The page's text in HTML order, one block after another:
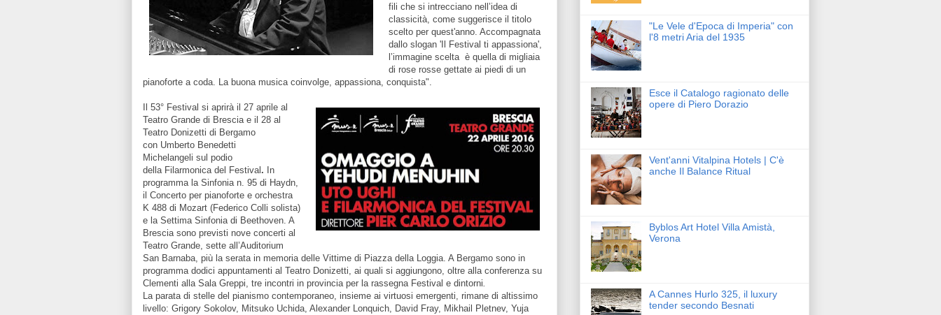
fili che si intrecciano nell’idea di
classicità, come suggerisce il titolo
scelto per quest'anno. Accompagnata
dallo slogan 'Il Festival ti appassiona',
l’immagine scelta è quella di migliaia
di rose rosse gettate ai piedi di un
pianoforte a coda. La buona musica coinvolge, appassiona, conquista".
Il 53° Festival si aprirà il 27 aprile al
Teatro Grande di Brescia e il 28 al
Teatro Donizetti di Bergamo
con Umberto Benedetti
Michelangeli sul podio
della Filarmonica del Festival. In
programma la Sinfonia n. 95 di Haydn,
il Concerto per pianoforte e orchestra
K 488 di Mozart (Federico Colli solista)
e la Settima Sinfonia di Beethoven. A
Brescia sono previsti nove concerti al
Teatro Grande, sette all’Auditorium
San Barnaba, più la serata in memoria delle Vittime di Piazza della Loggia. A Bergamo sono in
programma dodici appuntamenti al Teatro Donizetti, ai quali si aggiungono, oltre alla conferenza su
Clementi alla Sala Greppi, tre incontri in provincia per la rassegna Festival e dintorni.
La parata di stelle del pianismo contemporaneo, insieme ai virtuosi emergenti, rimane di altissimo
livello: Grigory Sokolov, Mitsuko Uchida, Alexander Lonquich, David Fray, Mikhail Pletnev, Yuja
"Le Vele d'Epoca di Imperia" con
l'8 metri Aria del 1935
Esce il Catalogo ragionato delle
opere di Piero Dorazio
Vent'anni Vitalpina Hotels | C'è
anche Il Balance Ritual
Byblos Art Hotel Villa Amistà,
Verona
A Cannes Hurlo 325, il luxury
tender secondo Besnati